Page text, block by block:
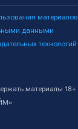
материалов
данными
технологий
материалы 18+